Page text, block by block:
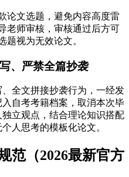
论文选题，避免内容高度雷
老师审核，审核通过后方可
题视为无效论文。
、严禁全篇抄袭
全文拼接抄袭行为，一经发
自考考籍档案，取消本次毕
立观点，结合理论知识搭配
人思考的模板化论文。
范（2026最新官方